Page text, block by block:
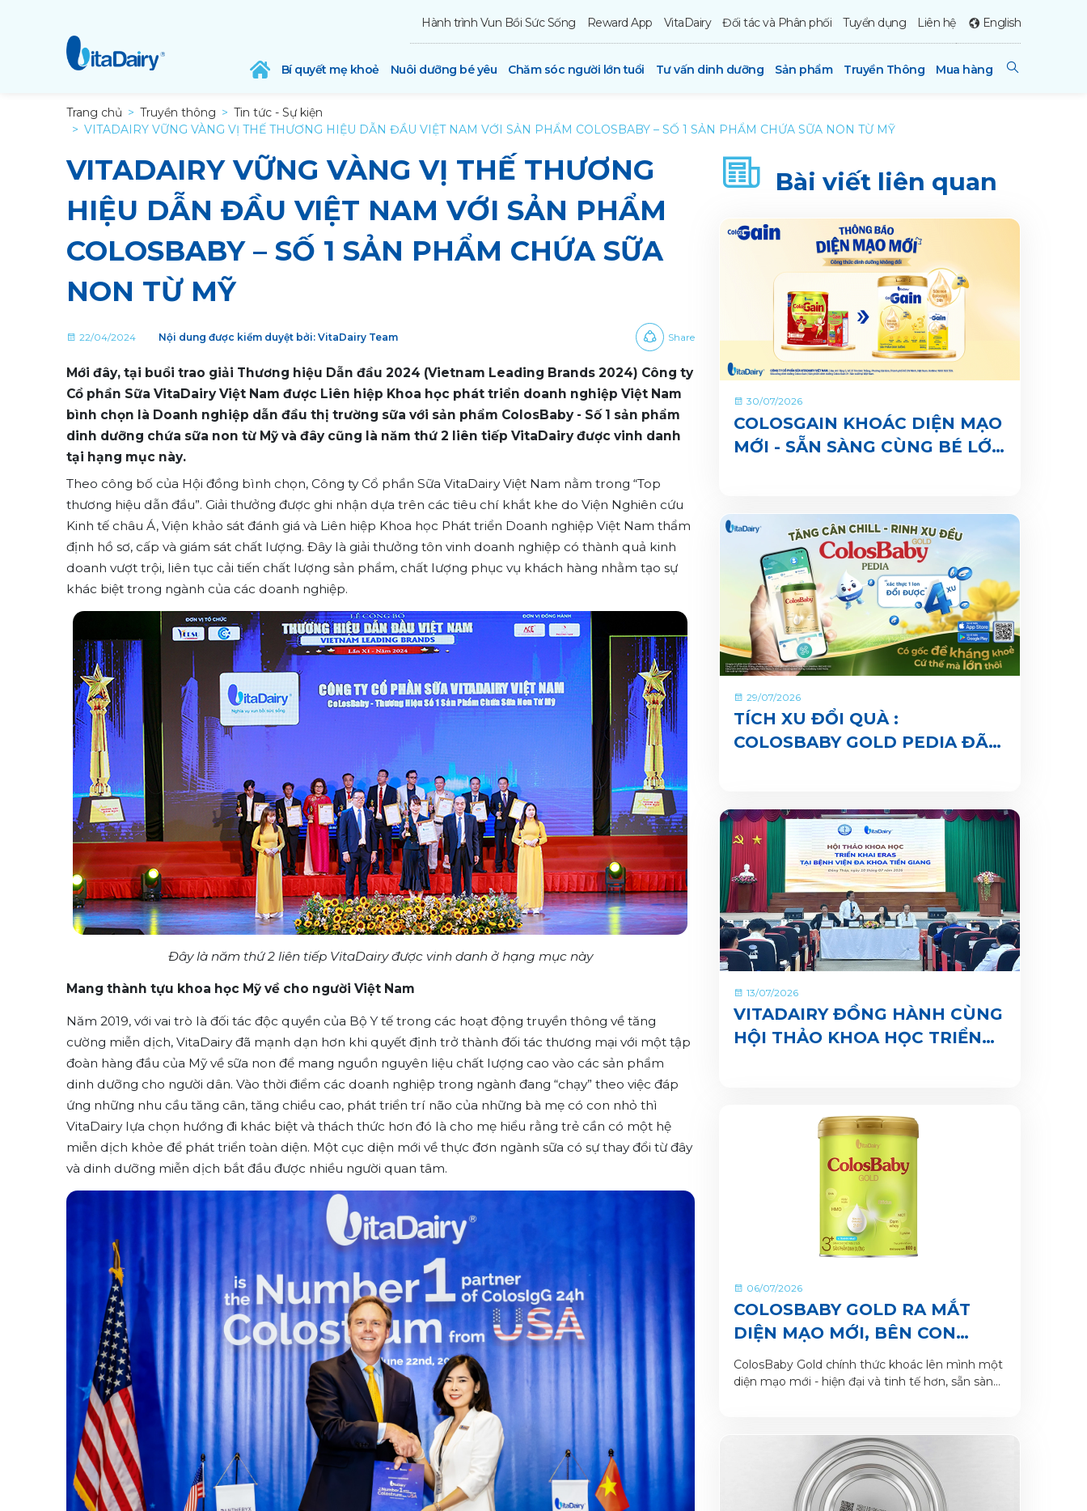
Hành trình Vun Bồi Sức Sống Reward App VitaDairy Đối tác và Phân phối Tuyển dụng Liên hệ English
Bí quyết mẹ khoẻ Nuôi dưỡng bé yêu Chăm sóc người lớn tuổi Tư vấn dinh dưỡng Sản phẩm Truyền Thông Mua hàng
Trang chủ Truyền thông
Tin tức - Sự kiện
VITADAIRY VỮNG VÀNG VỊ THẾ THƯƠNG HIỆU DẪN ĐẦU VIỆT NAM VỚI SẢN PHẨM COLOSBABY – SỐ 1 SẢN PHẨM CHỨA SỮA NON TỪ MỸ
VITADAIRY VỮNG VÀNG VỊ THẾ THƯƠNG
HIỆU DẪN ĐẦU VIỆT NAM VỚI SẢN PHẨM
COLOSBABY – SỐ 1 SẢN PHẨM CHỨA SỮA
NON TỪ MỸ
22/04/2024 Nội dung được kiểm duyệt bởi: VitaDairy Team Share
Mới đây, tại buổi trao giải Thương hiệu Dẫn đầu 2024 (Vietnam Leading Brands 2024) Công ty
Cổ phần Sữa VitaDairy Việt Nam được Liên hiệp Khoa học phát triển doanh nghiệp Việt Nam
bình chọn là Doanh nghiệp dẫn đầu thị trường sữa với sản phẩm ColosBaby - Số 1 sản phẩm
dinh dưỡng chứa sữa non từ Mỹ và đây cũng là năm thứ 2 liên tiếp VitaDairy được vinh danh
tại hạng mục này.
Theo công bố của Hội đồng bình chọn, Công ty Cổ phần Sữa VitaDairy Việt Nam nằm trong “Top
thương hiệu dẫn đầu”. Giải thưởng được ghi nhận dựa trên các tiêu chí khắt khe do Viện Nghiên cứu
Kinh tế châu Á, Viện khảo sát đánh giá và Liên hiệp Khoa học Phát triển Doanh nghiệp Việt Nam thẩm
định hồ sơ, cấp và giám sát chất lượng. Đây là giải thưởng tôn vinh doanh nghiệp có thành quả kinh
doanh vượt trội, liên tục cải tiến chất lượng sản phẩm, chất lượng phục vụ khách hàng nhằm tạo sự
khác biệt trong ngành của các doanh nghiệp.
Đây là năm thứ 2 liên tiếp VitaDairy được vinh danh ở hạng mục này
Mang thành tựu khoa học Mỹ về cho người Việt Nam
Năm 2019, với vai trò là đối tác độc quyền của Bộ Y tế trong các hoạt động truyền thông về tăng
cường miễn dịch, VitaDairy đã mạnh dạn hơn khi quyết định trở thành đối tác thương mại với một tập
đoàn hàng đầu của Mỹ về sữa non để mang nguồn nguyên liệu chất lượng cao vào các sản phẩm
dinh dưỡng cho người dân. Vào thời điểm các doanh nghiệp trong ngành đang “chạy” theo việc đáp
ứng những nhu cầu tăng cân, tăng chiều cao, phát triển trí não của những bà mẹ có con nhỏ thì
VitaDairy lựa chọn hướng đi khác biệt và thách thức hơn đó là cho mẹ hiểu rằng trẻ cần có một hệ
miễn dịch khỏe để phát triển toàn diện. Một cục diện mới về thực đơn ngành sữa có sự thay đổi từ đây
và dinh dưỡng miễn dịch bắt đầu được nhiều người quan tâm.
Bài viết liên quan
30/07/2026
COLOSGAIN KHOÁC DIỆN MẠO
MỚI - SẴN SÀNG CÙNG BÉ LỚN
29/07/2026
TÍCH XU ĐỔI QUÀ :
COLOSBABY GOLD PEDIA ĐÃ
MUỖNG NHẬN QUÀ CHUNG
TAY VUN BỒI HÀNH TINH
XANH
13/07/2026
VITADAIRY ĐỒNG HÀNH CÙNG
HỘI THẢO KHOA HỌC TRIỂN
06/07/2026
COLOSBABY GOLD RA MẮT
DIỆN MẠO MỚI, BÊN CON
TRONG HÀNH TRÌNH LỚN
KHÔN
ColosBaby Gold chính thức khoác lên mình một
diện mạo mới - hiện đại và tinh tế hơn, sẵn sàng